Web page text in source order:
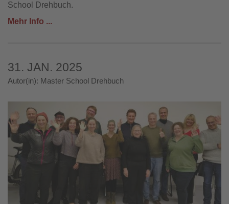
School Drehbuch.
Mehr Info ...
31. JAN. 2025
Autor(in): Master School Drehbuch